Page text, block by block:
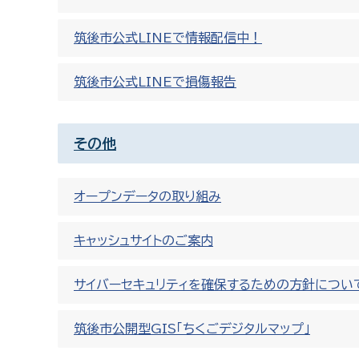
筑後市公式LINEで情報配信中！
筑後市公式LINEで損傷報告
その他
オープンデータの取り組み
キャッシュサイトのご案内
サイバーセキュリティを確保するための方針につい
筑後市公開型GIS「ちくごデジタルマップ」